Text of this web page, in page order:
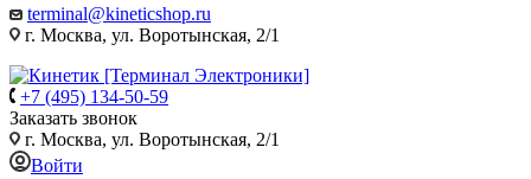
terminal@kineticshop.ru
г. Москва, ул. Воротынская, 2/1
+7 (495) 134-50-59
Заказать звонок
г. Москва, ул. Воротынская, 2/1
Войти